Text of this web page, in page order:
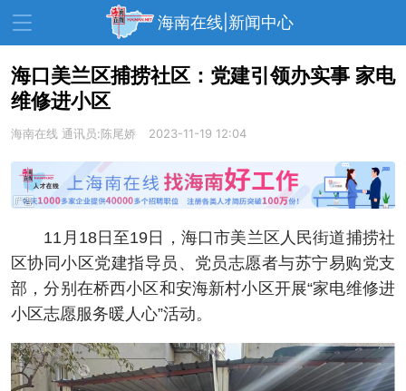
海南在线|新闻中心
资讯中心 热点
教育 健康 房产
生活 演出 活动
展会 走读海南 周末去哪儿
海口美兰区捕捞社区：党建引领办实事 家电
维修进小区
海南在线 通讯员:陈尾娇 2023-11-19 12:04
11月18日至19日，海口市美兰区人民街道捕捞社
区协同小区党建指导员、党员志愿者与苏宁易购党支
部，分别在桥西小区和安海新村小区开展“家电维修进
小区志愿服务暖人心”活动。